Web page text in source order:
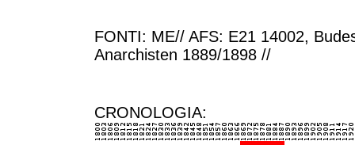
FONTI: ME// AFS: E21 14002,
Anarchisten 1889/1898 //
CRONOLOGIA: